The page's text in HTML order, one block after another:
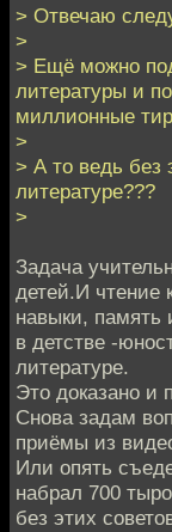
> Отвечаю
>
> Ещё можно
литературы и
миллионные
>
> А то ведь без
литературе???
>
Задача
детей.И чтение
навыки, память
в детстве -
литературе.
Это доказано и
Снова задам
приёмы из
Или опять
набрал 700
без этих